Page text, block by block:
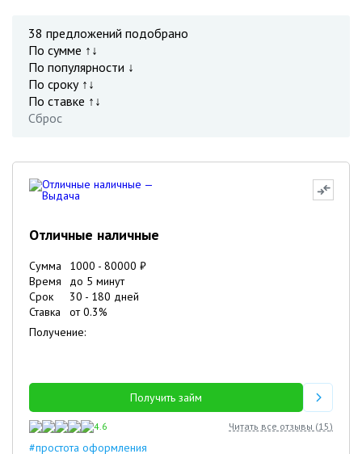
38 предложений подобрано
По сумме ↑↓
По популярности ↓
По сроку ↑↓
По ставке ↑↓
Сброс
Отличные наличные
Сумма 1000 - 80000 ₽
Время
до 5 минут
Срок
30 - 180 дней
Ставка
от0.3%
Получение:
Получить займ
4.6 Читать все отзывы (15)
#простота оформления